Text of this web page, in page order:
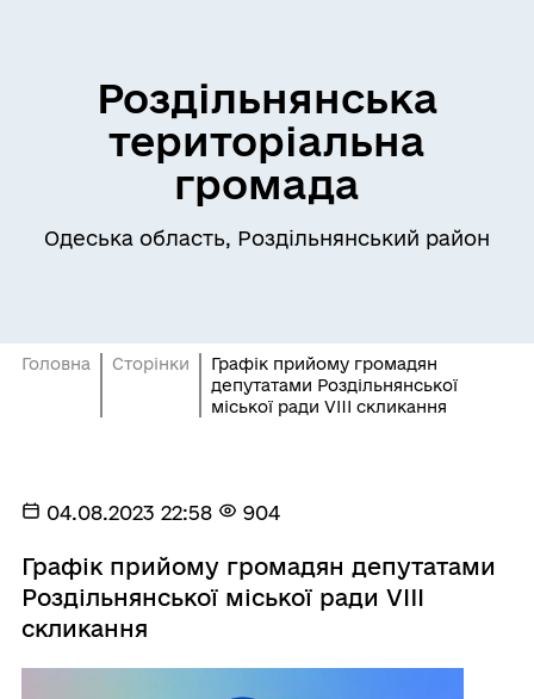
Роздільнянська
територіальна
громада
Одеська область, Роздільнянський район
Головна Сторінки
Графік прийому громадян
депутатами Роздільнянської
міської ради VIIІ скликання
04.08.2023 22:58 904
Графік прийому громадян депутатами
Роздільнянської міської ради VIIІ
скликання